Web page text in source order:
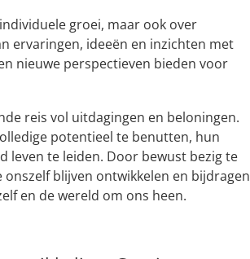
groei, maar ook over
ervaringen, ideeën en inzichten met
nieuwe perspectieven bieden voor
reis vol uitdagingen en beloningen.
potentieel te benutten, hun
leven te leiden. Door bewust bezig te
blijven ontwikkelen en bijdragen
en de wereld om ons heen.